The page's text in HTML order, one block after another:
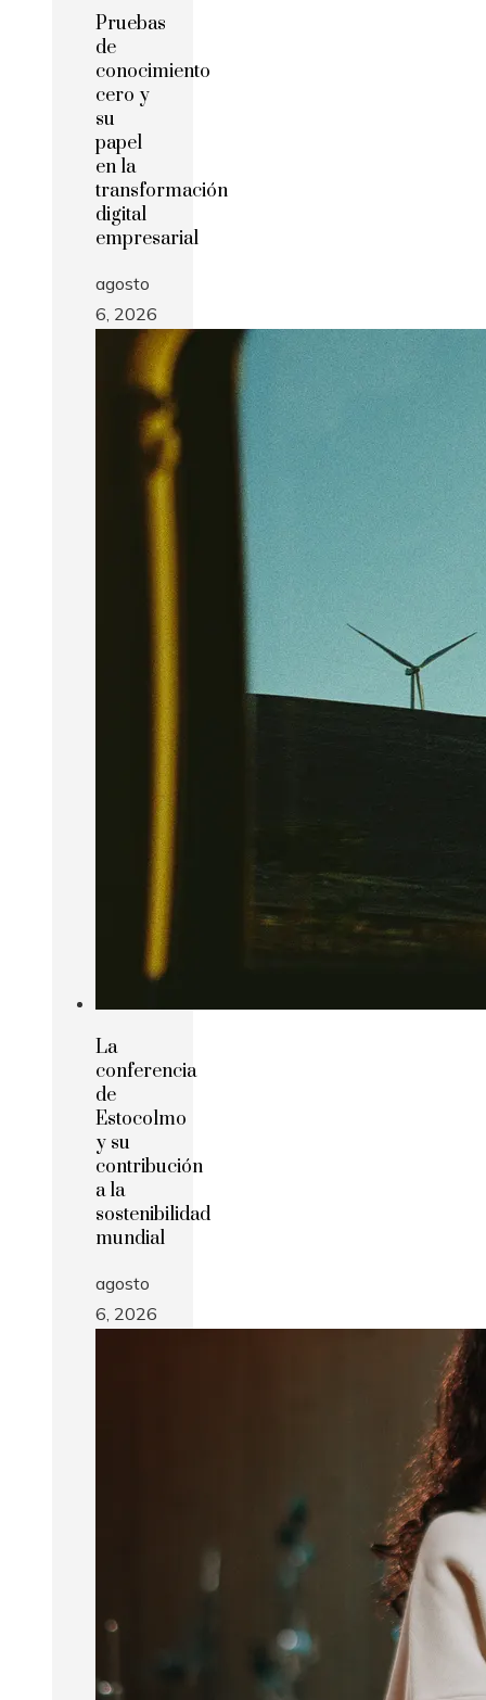
Pruebas
de
conocimiento
cero y
su
papel
en la
transformación
digital
empresarial
agosto
6, 2026
La
conferencia
de
Estocolmo
y su
contribución
a la
sostenibilidad
mundial
agosto
6, 2026